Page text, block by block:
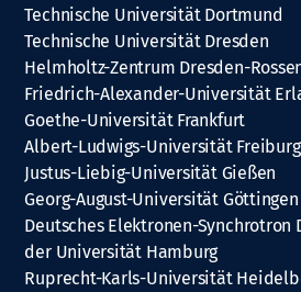
Technische Universität Dortmund
Technische Universität Dresden
Helmholtz-Zentrum Dresden-
Friedrich-Alexander-Universität
Goethe-Universität Frankfurt
Albert-Ludwigs-Universität Freiburg
Justus-Liebig-Universität Gießen
Georg-August-Universität Göttingen
Deutsches Elektronen-Synchrotron
der Universität Hamburg
Ruprecht-Karls-Universität